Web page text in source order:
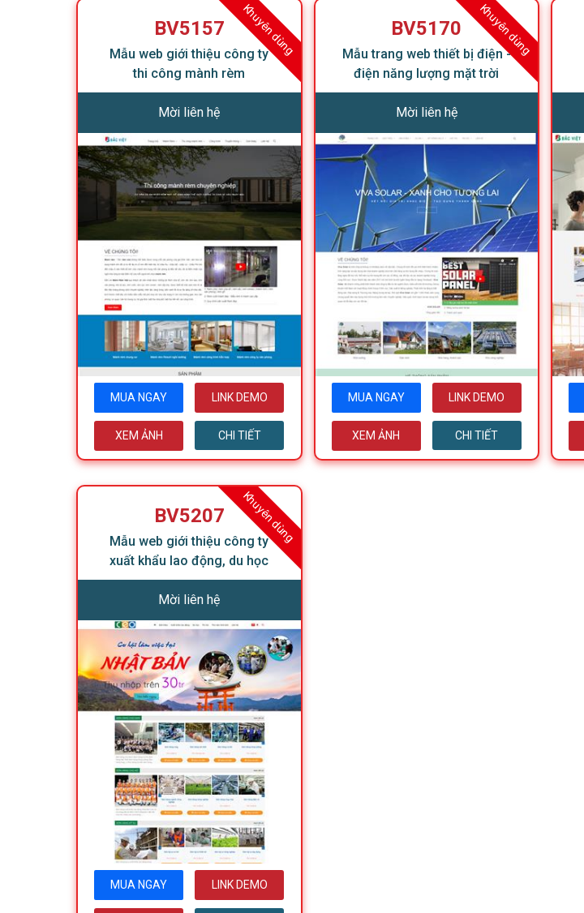
Khuyên dùng
BV5157
Mẫu web giới thiệu công ty
thi công mành rèm
Mời liên hệ
MUA NGAY LINK DEMO
XEM ẢNH CHI TIẾT
Khuyên dùng
BV5170
Mẫu trang web thiết bị điện -
điện năng lượng mặt trời
Mời liên hệ
MUA NGAY LINK DEMO
XEM ẢNH CHI TIẾT
Khuyên dùng
BV5207
Mẫu web giới thiệu công ty
xuất khẩu lao động, du học
Mời liên hệ
MUA NGAY LINK DEMO